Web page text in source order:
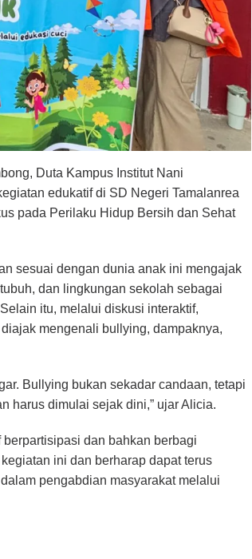
Duta Kampus Institut Nani
edukatif di SD Negeri Tamalanrea
pada Perilaku Hidup Bersih dan Sehat
sesuai dengan dunia anak ini mengajak
dan lingkungan sekolah sebagai
itu, melalui diskusi interaktif,
mengenali bullying, dampaknya,
Bullying bukan sekadar candaan, tetapi
harus dimulai sejak dini,” ujar Alicia.
dan bahkan berbagi
ini dan berharap dapat terus
pengabdian masyarakat melalui